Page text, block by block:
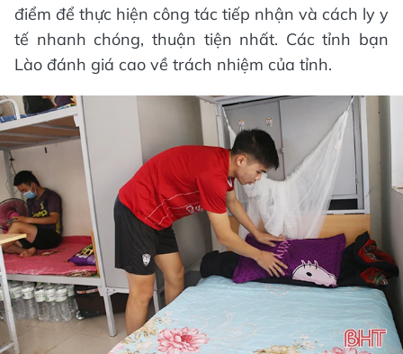
điểm để thực hiện công tác tiếp nhận và cách ly y
tế nhanh chóng, thuận tiện nhất. Các tỉnh bạn
Lào đánh giá cao về trách nhiệm của tỉnh.